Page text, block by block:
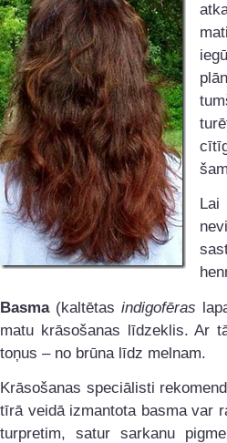
Basma(kaltētasindigofēras
matu krāsošanas līdzeklis. Ar
toņus – no brūna līdz melnam.
Krāsošanas speciālisti
tīrā veidā izmantota basma var
turpretim, satur sarkanu